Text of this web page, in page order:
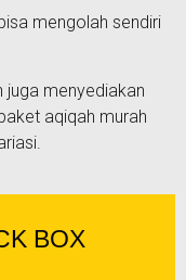
mengolah sendiri
juga menyediakan
aqiqah murah
BOX